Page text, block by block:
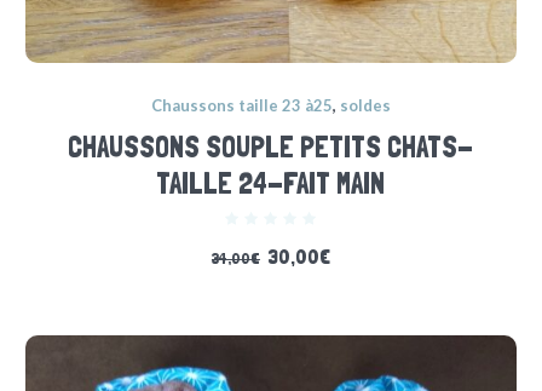
Chaussons taille 23 à25, soldes
CHAUSSONS SOUPLE PETITS CHATS-
TAILLE 24-FAIT MAIN
34,00€ 30,00€